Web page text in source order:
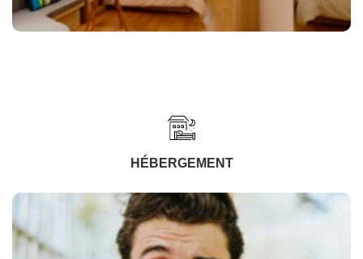
HÉBERGEMENT